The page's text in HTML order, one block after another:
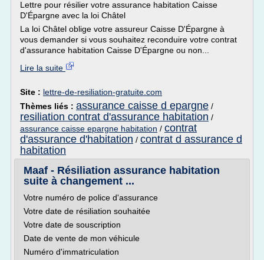
Lettre pour résilier votre assurance habitation Caisse
D'Épargne avec la loi Châtel
La loi Châtel oblige votre assureur Caisse D'Épargne à
vous demander si vous souhaitez reconduire votre contrat
d'assurance habitation Caisse D'Épargne ou non...
Lire la suite
Site : lettre-de-resiliation-gratuite.com
Thèmes liés : assurance caisse d epargne /
resiliation contrat d'assurance habitation /
assurance caisse epargne habitation / contrat
d'assurance d'habitation / contrat d assurance d
habitation
Maaf - Résiliation assurance habitation
suite à changement ...
Votre numéro de police d'assurance
Votre date de résiliation souhaitée
Votre date de souscription
Date de vente de mon véhicule
Numéro d'immatriculation